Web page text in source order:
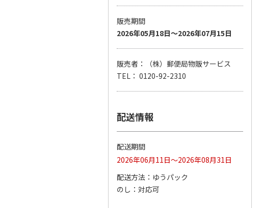
【グリーティング切
販売期間
2026年05月18日～2026年07月15日
販売者：（株）郵便局物販サービス
TEL： 0120-92-2310
配送情報
配送期間
2026年06月11日～2026年08月31日
配送方法
ゆうパック
のし
対応可